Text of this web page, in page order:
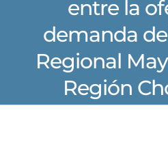
entre la
demanda
Regional
Región